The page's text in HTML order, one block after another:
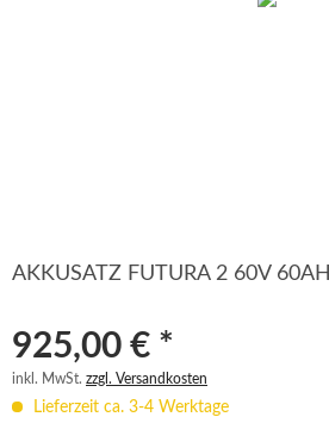
AKKUSATZ FUTURA 2 60V 60AH
925,00 € *
inkl. MwSt. zzgl. Versandkosten
Lieferzeit ca. 3-4 Werktage